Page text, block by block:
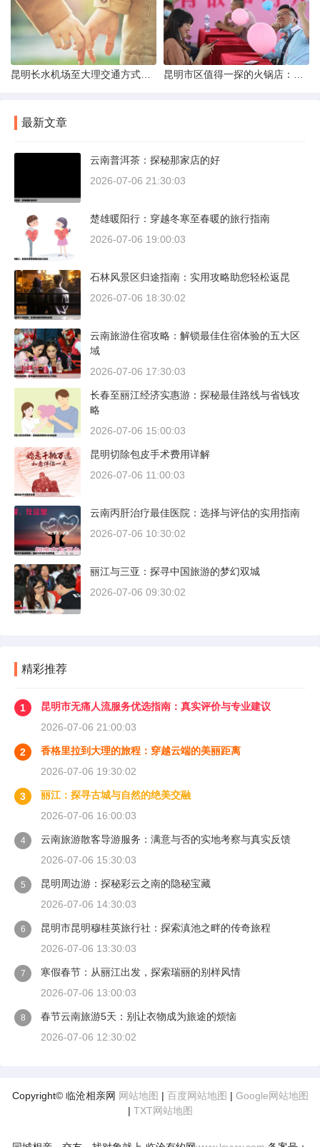
最新文章
云南普洱茶：探秘那家店的好
2026-07-06 21:30:03
楚雄暖阳行：穿越冬寒至春暖的旅行指南
2026-07-06 19:00:03
石林风景区归途指南：实用攻略助您轻松返昆
2026-07-06 18:30:02
云南旅游住宿攻略：解锁最佳住宿体验的五大区
域
2026-07-06 17:30:03
长春至丽江经济实惠游：探秘最佳路线与省钱攻
略
2026-07-06 15:00:03
昆明切除包皮手术费用详解
2026-07-06 11:00:03
云南丙肝治疗最佳医院：选择与评估的实用指南
2026-07-06 10:30:02
丽江与三亚：探寻中国旅游的梦幻双城
2026-07-06 09:30:02
精彩推荐
1
昆明市无痛人流服务优选指南：真实评价与专业建议
2026-07-06 21:00:03
2
香格里拉到大理的旅程：穿越云端的美丽距离
2026-07-06 19:30:02
3
丽江：探寻古城与自然的绝美交融
2026-07-06 16:00:03
4
云南旅游散客导游服务：满意与否的实地考察与真实反馈
2026-07-06 15:30:03
5
昆明周边游：探秘彩云之南的隐秘宝藏
2026-07-06 14:30:03
6
昆明市昆明穆桂英旅行社：探索滇池之畔的传奇旅程
2026-07-06 13:30:03
7
寒假春节：从丽江出发，探索瑞丽的别样风情
2026-07-06 13:00:03
8
春节云南旅游5天：别让衣物成为旅途的烦恼
2026-07-06 12:30:02
Copyright© 临沧相亲网 网站地图 | 百度网站地图 | Google网站地图
| TXT网站地图